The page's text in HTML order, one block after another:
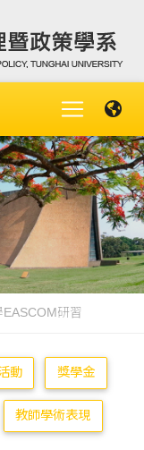
研習
動 獎學金
教師學術表現